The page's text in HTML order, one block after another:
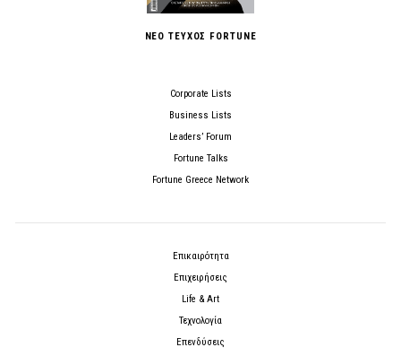
ΝΕΟ ΤΕΥΧΟΣ FORTUNE
Corporate Lists
Business Lists
Leaders’ Forum
Fortune Talks
Fortune Greece Network
Επικαιρότητα
Επιχειρήσεις
Life & Art
Τεχνολογία
Επενδύσεις